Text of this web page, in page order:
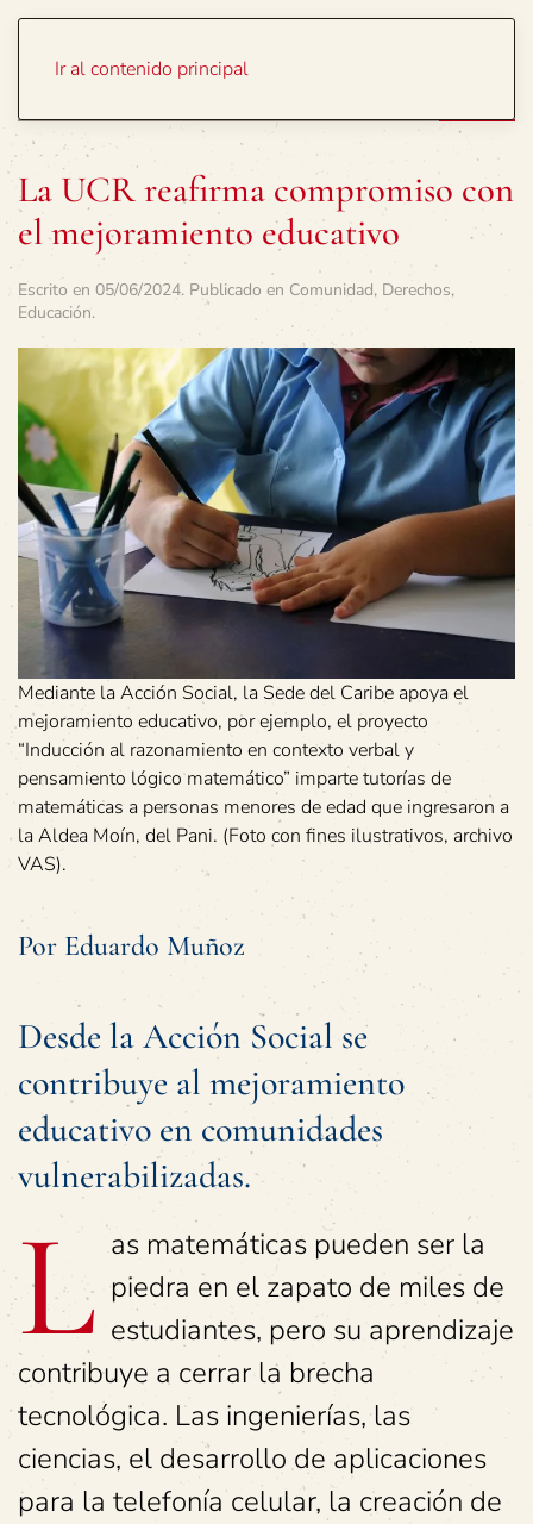
Ir al contenido principal
La UCR reafirma compromiso con
el mejoramiento educativo
Escrito en 05/06/2024. Publicado en Comunidad, Derechos,
Educación.
Mediante la Acción Social, la Sede del Caribe apoya el
mejoramiento educativo, por ejemplo, el proyecto
“Inducción al razonamiento en contexto verbal y
pensamiento lógico matemático” imparte tutorías de
matemáticas a personas menores de edad que ingresaron a
la Aldea Moín, del Pani. (Foto con fines ilustrativos, archivo
VAS).
Por Eduardo Muñoz
Desde la Acción Social se
contribuye al mejoramiento
educativo en comunidades
vulnerabilizadas.
L as matemáticas pueden ser la
piedra en el zapato de miles de
estudiantes, pero su aprendizaje
contribuye a cerrar la brecha
tecnológica. Las ingenierías, las
ciencias, el desarrollo de aplicaciones
para la telefonía celular, la creación de